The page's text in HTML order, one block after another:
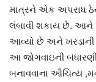
માત્રને એક અપરાધ
લંબાવી શકાય છે. આને
આવ્યો છે અને ખરડાની
આ જોગવાઇની
બનાવવાના ઔચિત્ય